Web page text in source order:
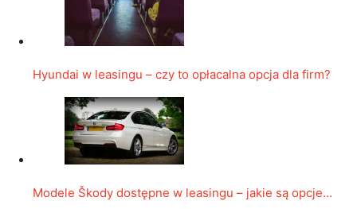
Hyundai w leasingu – czy to opłacalna opcja dla firm?
Modele Škody dostępne w leasingu – jakie są opcje…